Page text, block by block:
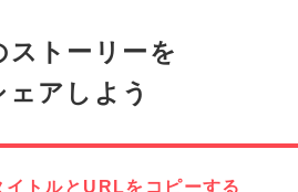
ストーリーを
ェアしよう
イトルとURLをコピーする